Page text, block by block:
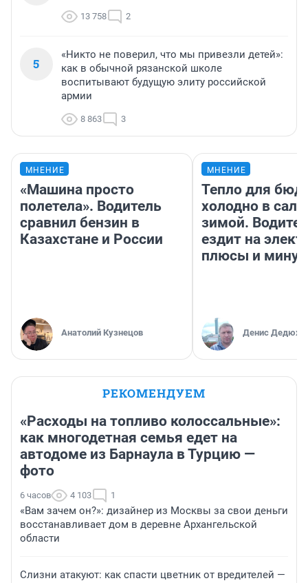
13 758 2
5
«Никто не поверил, что мы привезли детей»:
как в обычной рязанской школе
воспитывают будущую элиту российской
армии
8 863 3
МНЕНИЕ
«Машина просто
полетела». Водитель
сравнил бензин в
Казахстане и России
Анатолий Кузнецов
МНЕНИЕ
Тепло для
холодно в
зимой.
ездит на
плюсы и
Денис
РЕКОМЕНДУЕМ
«Расходы на топливо колоссальные»:
как многодетная семья едет на
автодоме из Барнаула в Турцию —
фото
6 часов 4 103 1
«Вам зачем он?»: дизайнер из Москвы за свои деньги
восстанавливает дом в деревне Архангельской
области
Слизни атакуют: как спасти цветник от вредителей —